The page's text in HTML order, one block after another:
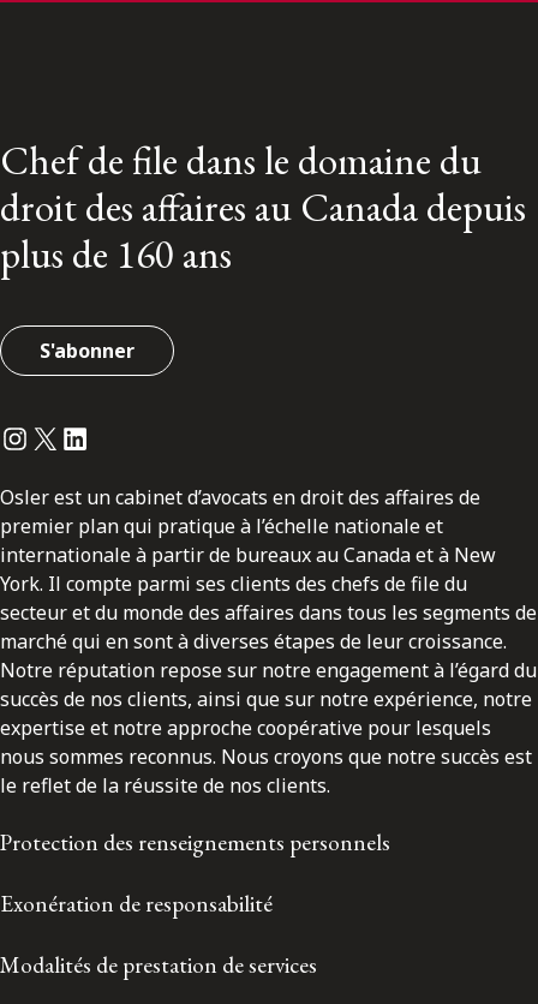
Chef de file dans le domaine du
droit des affaires au Canada depuis
plus de 160 ans
S'abonner
Instagram
Twitter
LinkedIn
Osler est un cabinet d’avocats en droit des affaires de
premier plan qui pratique à l’échelle nationale et
internationale à partir de bureaux au Canada et à New
York. Il compte parmi ses clients des chefs de file du
secteur et du monde des affaires dans tous les segments de
marché qui en sont à diverses étapes de leur croissance.
Notre réputation repose sur notre engagement à l’égard du
succès de nos clients, ainsi que sur notre expérience, notre
expertise et notre approche coopérative pour lesquels
nous sommes reconnus. Nous croyons que notre succès est
le reflet de la réussite de nos clients.
Protection des renseignements personnels
Exonération de responsabilité
Modalités de prestation de services